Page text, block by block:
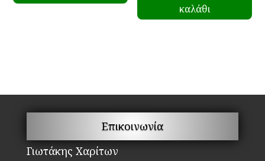
επιλεγούν
καλάθι
Επικοινωνία
Γιωτάκης Χαρίτων